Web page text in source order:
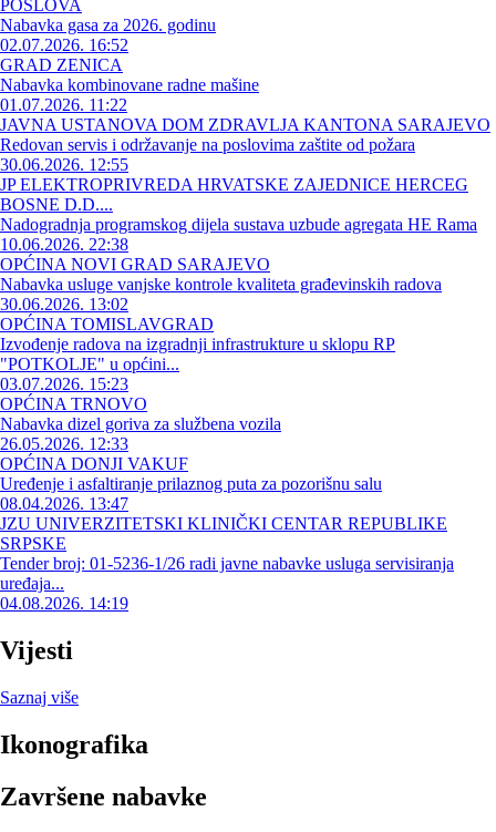
POSLOVA
Nabavka gasa za 2026. godinu
02.07.2026. 16:52
GRAD ZENICA
Nabavka kombinovane radne mašine
01.07.2026. 11:22
JAVNA USTANOVA DOM ZDRAVLJA KANTONA SARAJEVO
Redovan servis i održavanje na poslovima zaštite od požara
30.06.2026. 12:55
JP ELEKTROPRIVREDA HRVATSKE ZAJEDNICE HERCEG
BOSNE D.D....
Nadogradnja programskog dijela sustava uzbude agregata HE Rama
10.06.2026. 22:38
OPĆINA NOVI GRAD SARAJEVO
Nabavka usluge vanjske kontrole kvaliteta građevinskih radova
30.06.2026. 13:02
OPĆINA TOMISLAVGRAD
Izvođenje radova na izgradnji infrastrukture u sklopu RP
"POTKOLJE" u općini...
03.07.2026. 15:23
OPĆINA TRNOVO
Nabavka dizel goriva za službena vozila
26.05.2026. 12:33
OPĆINA DONJI VAKUF
Uređenje i asfaltiranje prilaznog puta za pozorišnu salu
08.04.2026. 13:47
JZU UNIVERZITETSKI KLINIČKI CENTAR REPUBLIKE
SRPSKE
Tender broj: 01-5236-1/26 radi javne nabavke usluga servisiranja
uređaja...
04.08.2026. 14:19
Vijesti
Saznaj više
Ikonografika
Završene nabavke